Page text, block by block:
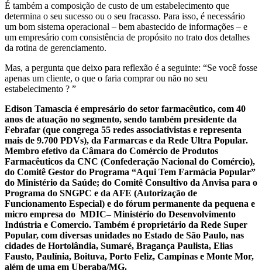
É também a composição de custo de um estabelecimento que
determina o seu sucesso ou o seu fracasso. Para isso, é necessário
um bom sistema operacional – bem abastecido de informações – e
um empresário com consistência de propósito no trato dos detalhes
da rotina de gerenciamento.
Mas, a pergunta que deixo para reflexão é a seguinte: “Se você fosse
apenas um cliente, o que o faria comprar ou não no seu
estabelecimento ? ”
Edison Tamascia é empresário do setor farmacêutico, com 40
anos de atuação no segmento, sendo também presidente da
Febrafar (que congrega 55 redes associativistas e representa
mais de 9.700 PDVs), da Farmarcas e da Rede Ultra Popular.
Membro efetivo da Câmara do Comércio de Produtos
Farmacêuticos da CNC (Confederação Nacional do Comércio),
do Comitê Gestor do Programa “Aqui Tem Farmácia Popular”
do Ministério da Saúde; do Comitê Consultivo da Anvisa para o
Programa do SNGPC e da AFE (Autorização de
Funcionamento Especial) e do fórum permanente da pequena e
micro empresa do MDIC– Ministério do Desenvolvimento
Indústria e Comercio. Também é proprietário da Rede Super
Popular, com diversas unidades no Estado de São Paulo, nas
cidades de Hortolândia, Sumaré, Bragança Paulista, Elias
Fausto, Paulínia, Boituva, Porto Feliz, Campinas e Monte Mor,
além de uma em Uberaba/MG.